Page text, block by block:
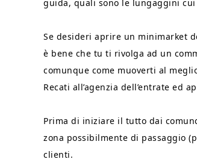
guida, quali sono le lungaggini
Se desideri aprire un minimarket
è bene che tu ti rivolga ad un
comunque come muoverti al
Recati all’agenzia dell’entrate ed
Prima di iniziare il tutto dai
zona possibilmente di passaggio
clienti.